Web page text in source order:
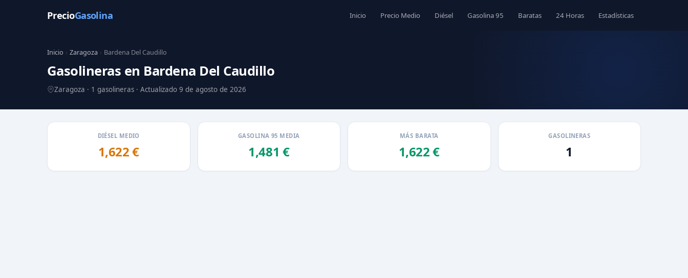
PrecioGasolina Inicio Precio Medio Diésel Gasolina 95 Baratas 24 Horas Estadísticas
Inicio › Zaragoza › Bardena Del Caudillo
Gasolineras en Bardena Del Caudillo
Zaragoza · 1 gasolineras · Actualizado 9 de agosto de 2026
DIÉSEL MEDIO
1,622 €
GASOLINA 95 MEDIA
1,481 €
MÁS BARATA
1,622 €
GASOLINERAS
1